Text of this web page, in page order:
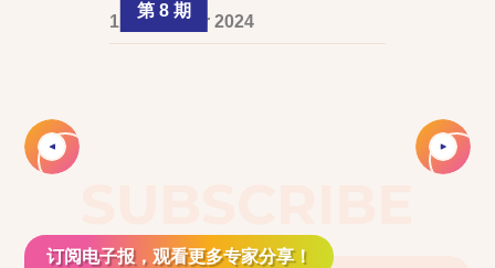
第 8 期
1 December 2024
Slide 2 of 4.
订阅电子报，观看更多专家分享！